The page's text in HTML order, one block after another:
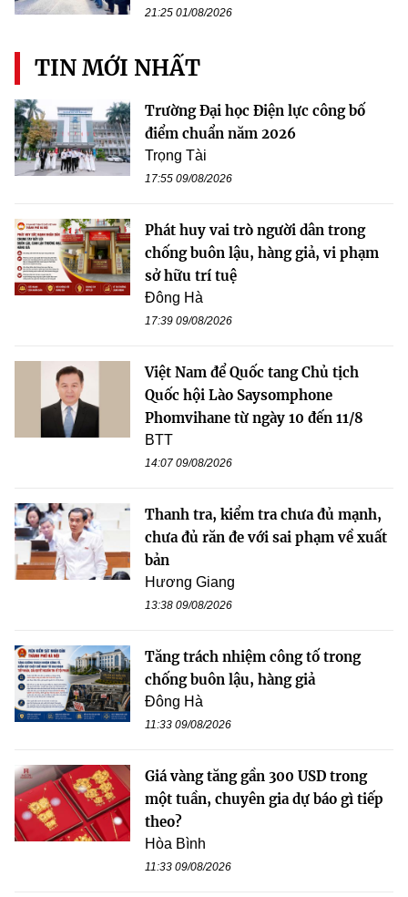
21:25 01/08/2026
TIN MỚI NHẤT
Trường Đại học Điện lực công bố
điểm chuẩn năm 2026
Trọng Tài
17:55 09/08/2026
Phát huy vai trò người dân trong
chống buôn lậu, hàng giả, vi phạm
sở hữu trí tuệ
Đông Hà
17:39 09/08/2026
Việt Nam để Quốc tang Chủ tịch
Quốc hội Lào Saysomphone
Phomvihane từ ngày 10 đến 11/8
BTT
14:07 09/08/2026
Thanh tra, kiểm tra chưa đủ mạnh,
chưa đủ răn đe với sai phạm về xuất
bản
Hương Giang
13:38 09/08/2026
Tăng trách nhiệm công tố trong
chống buôn lậu, hàng giả
Đông Hà
11:33 09/08/2026
Giá vàng tăng gần 300 USD trong
một tuần, chuyên gia dự báo gì tiếp
theo?
Hòa Bình
11:33 09/08/2026